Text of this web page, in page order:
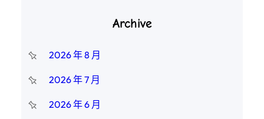
Archive
2026 年 8 月
2026 年 7 月
2026 年 6 月